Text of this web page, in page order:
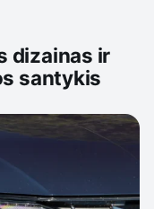
dizainas ir
santykis